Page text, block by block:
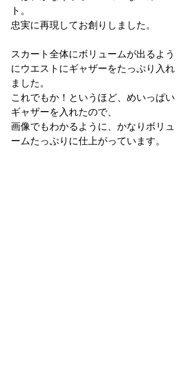
ト。
忠実に再現してお創りしました。
スカート全体にボリュームが出るよう
にウエストにギャザーをたっぷり入れ
ました。
これでもか！というほど、めいっぱい
ギャザーを入れたので、
画像でもわかるように、かなりボリュ
ームたっぷりに仕上がっています。